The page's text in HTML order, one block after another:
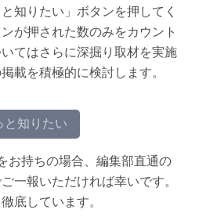
知りたい」ボタンを押してく
が押された数のみをカウント
てはさらに深掘り取材を実施
載を積極的に検討します。
と知りたい
お持ちの場合、編集部直通の
一報いただければ幸いです。
底しています。